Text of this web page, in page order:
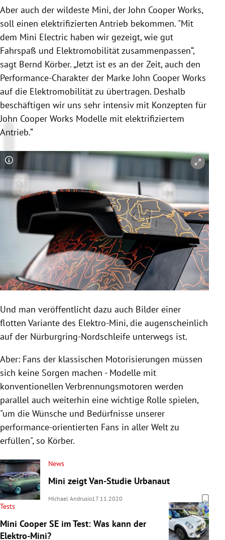
Aber auch der wildeste Mini, der John Cooper Works,
soll einen elektrifizierten Antrieb bekommen. "Mit
dem Mini Electric haben wir gezeigt, wie gut
Fahrspaß und Elektromobilität zusammenpassen“,
sagt Bernd Körber. „Jetzt ist es an der Zeit, auch den
Performance-Charakter der Marke John Cooper Works
auf die Elektromobilität zu übertragen. Deshalb
beschäftigen wir uns sehr intensiv mit Konzepten für
John Cooper Works Modelle mit elektrifiziertem
Antrieb.“
Copyright-Hinweis öffnen/schließen
Und man veröffentlicht dazu auch Bilder einer
flotten Variante des Elektro-Mini, die augenscheinlich
auf der Nürburgring-Nordschleife unterwegs ist.
Aber: Fans der klassischen Motorisierungen müssen
sich keine Sorgen machen - Modelle mit
konventionellen Verbrennungsmotoren werden
parallel auch weiterhin eine wichtige Rolle spielen,
"um die Wünsche und Bedürfnisse unserer
performance-orientierten Fans in aller Welt zu
erfüllen", so Körber.
News
Mini zeigt Van-Studie Urbanaut
Michael Andrusio17.11.2020
Tests
Mini Cooper SE im Test: Was kann der
Elektro-Mini?